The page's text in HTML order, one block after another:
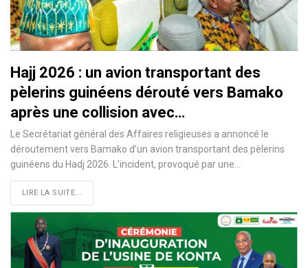
Hajj 2026 : un avion transportant des
pèlerins guinéens dérouté vers Bamako
après une collision avec…
Le Secrétariat général des Affaires religieuses a annoncé le
déroutement vers Bamako d’un avion transportant des pèlerins
guinéens du Hadj 2026. L’incident, provoqué par une…
LIRE LA SUITE...